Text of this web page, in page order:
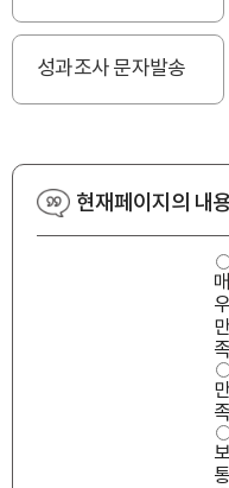
성과조사 문자발송
현재페이지의 내
사
용
편
의
성
만
족
도
매
우
만
족
만
족
보
통